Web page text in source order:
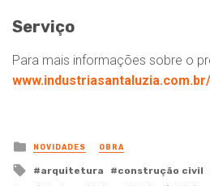
Serviço
Para mais informações sobre o
www.industriasantaluzia.com.br/
Posted
in
NOVIDADES OBRA
Tagged
arquitetura construção civil